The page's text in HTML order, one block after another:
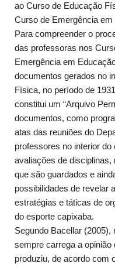
ao Curso de Educação
Curso de Emergência
Para compreender o
das professoras nos
Emergência em
documentos gerados no
Física, no período de
constitui um “Arquivo
documentos, como
atas das reuniões do
professores no interior
avaliações de disciplinas,
que são guardados e
possibilidades de revelar
estratégias e táticas de
do esporte capixaba.
Segundo Bacellar (2005),
sempre carrega a opinião
produziu, de acordo com